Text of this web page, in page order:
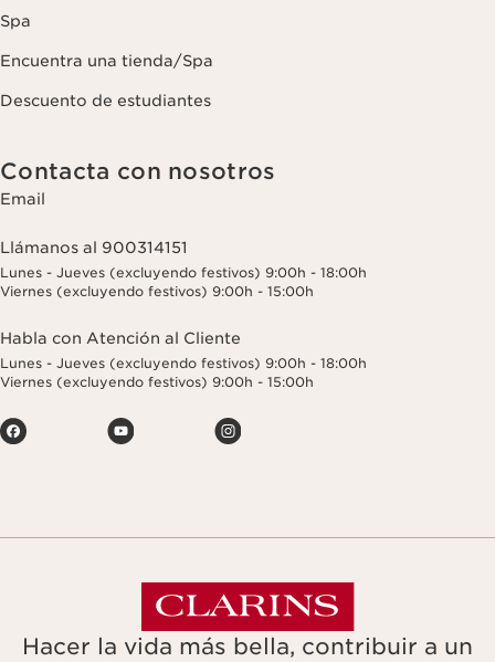
Spa
Encuentra una tienda/Spa
Descuento de estudiantes
Contacta con nosotros
Email
Llámanos al 900314151
Lunes - Jueves (excluyendo festivos) 9:00h - 18:00h
Viernes (excluyendo festivos) 9:00h - 15:00h
Habla con Atención al Cliente
Lunes - Jueves (excluyendo festivos) 9:00h - 18:00h
Viernes (excluyendo festivos) 9:00h - 15:00h
Hacer la vida más bella, contribuir a un